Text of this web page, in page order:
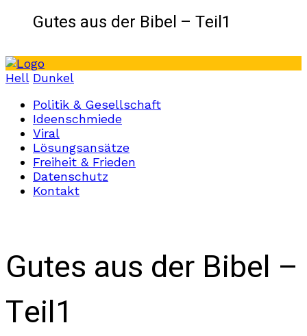
Gutes aus der Bibel – Teil1
Hell Dunkel
Politik & Gesellschaft
Ideenschmiede
Viral
Lösungsansätze
Freiheit & Frieden
Datenschutz
Kontakt
Gutes aus der Bibel –
Teil1